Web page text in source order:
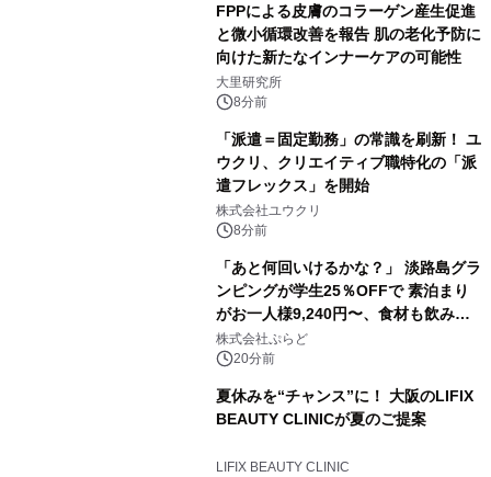
FPPによる皮膚のコラーゲン産生促進
と微小循環改善を報告 肌の老化予防に
向けた新たなインナーケアの可能性
大里研究所
8分前
「派遣＝固定勤務」の常識を刷新！ ユ
ウクリ、クリエイティブ職特化の「派
遣フレックス」を開始
株式会社ユウクリ
8分前
「あと何回いけるかな？」 淡路島グラ
ンピングが学生25％OFFで 素泊まり
がお一人様9,240円〜、食材も飲み物
も持ち込み自由 「グランピングリゾー
ト Awaji」9月30日までの平日限定
株式会社ぷらど
20分前
夏休みを“チャンス”に！ 大阪のLIFIX
BEAUTY CLINICが夏のご提案
LIFIX BEAUTY CLINIC